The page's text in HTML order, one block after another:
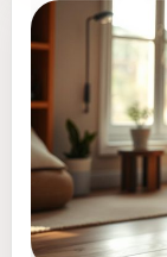
Tongue
majeur
:
exercices
pour